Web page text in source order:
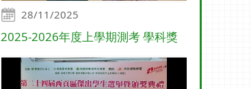
28/11/2025
2025-2026年度上學期測考 學科獎